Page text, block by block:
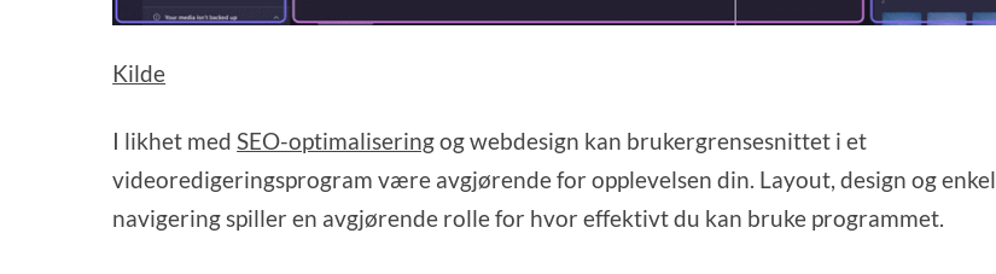
Kilde
I likhet medSEO-optimaliseringog webdesign kan brukergrensesnittet i et
videoredigeringsprogram være avgjørende for opplevelsen din. Layout, design og enkel
navigering spiller en avgjørende rolle for hvor effektivt du kan bruke programmet.